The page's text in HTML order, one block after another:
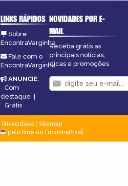
LINKS RÁPIDOS
Sobre
EncontraVarginha
Fale com o
EncontraVarginha
ANUNCIE:
Com
destaque |
Grátis
NOVIDADES POR E-
MAIL
Receba grátis as
principais notícias,
dicas e promoções
Privacidade
Sitemap
pelo time do EncontraBrasil